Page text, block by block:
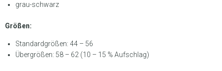
grau-schwarz
Größen:
Standardgrößen: 44 – 56
Übergrößen: 58 – 62 (10 – 15 % Aufschlag)